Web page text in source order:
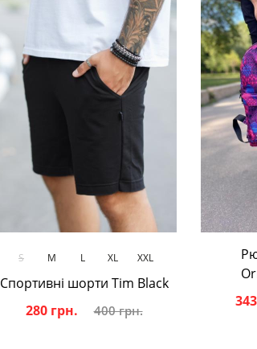
S M L XL XXL
Спортивні шорти Tim Black
280 грн.
400 грн.